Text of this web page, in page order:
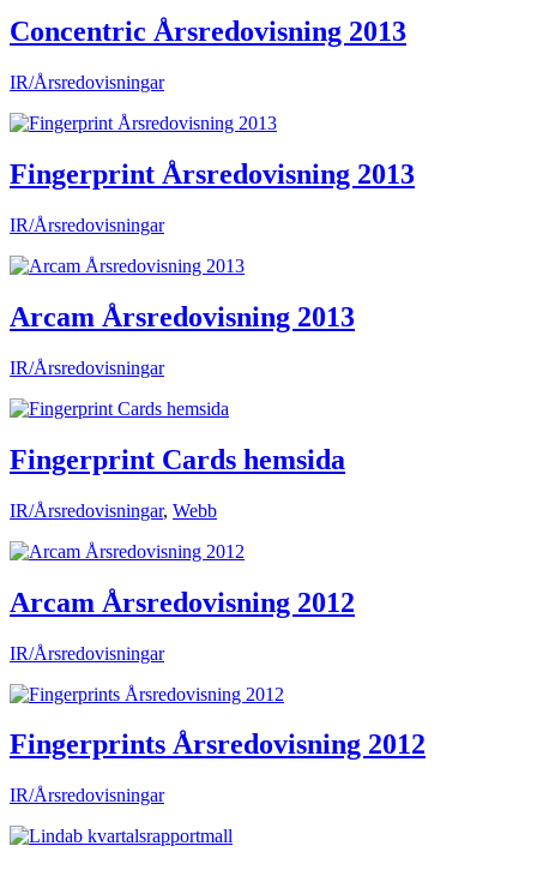
Concentric Årsredovisning 2013
IR/Årsredovisningar
Fingerprint Årsredovisning 2013
IR/Årsredovisningar
Arcam Årsredovisning 2013
IR/Årsredovisningar
Fingerprint Cards hemsida
IR/Årsredovisningar, Webb
Arcam Årsredovisning 2012
IR/Årsredovisningar
Fingerprints Årsredovisning 2012
IR/Årsredovisningar